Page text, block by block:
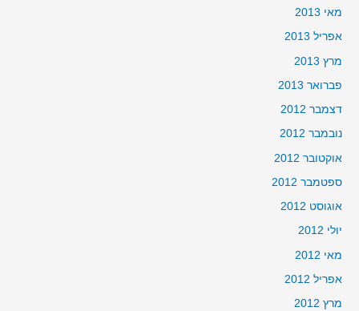
מאי 2013
אפריל 2013
מרץ 2013
פברואר 2013
דצמבר 2012
נובמבר 2012
אוקטובר 2012
ספטמבר 2012
אוגוסט 2012
יולי 2012
מאי 2012
אפריל 2012
מרץ 2012